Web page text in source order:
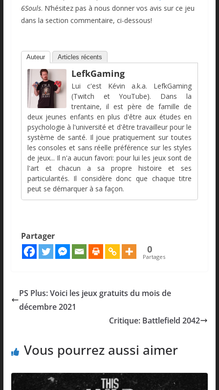
6Souls. N’hésitez pas à nous donner vos avis sur ce jeu
dans la section commentaire, ci-dessous!
Auteur Articles récents
LefkGaming
Lui c'est Kévin a.k.a. LefkGaming
(Twitch et YouTube). Dans la
trentaine, il est père de famille de
deux jeunes enfants en plus d'être aux études en
psychologie à l'université et d'être travailleur pour le
système de santé. Il joue pratiquement sur toutes
les consoles et sans réelle préférence sur les styles
de jeux... Il n'a aucun favori: pour lui les jeux sont de
l'art et chacun a sa propre histoire et ses
particularités. Il considère donc que chaque titre
peut se démarquer à sa façon.
Partager
0
Partages
PS Plus: Voici les jeux gratuits du mois de
décembre 2021
Critique: Battlefield 2042
Vous pourrez aussi aimer